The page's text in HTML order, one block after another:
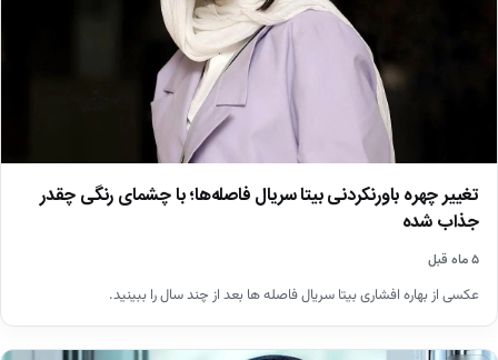
تغییر چهره باورنکردنی بیتا سریال فاصله‌ها؛ با چشمای رنگی چقدر
جذاب شده
۵ ماه قبل
عکسی از بهاره افشاری بیتا سریال فاصله ها بعد از چند سال را ببینید.